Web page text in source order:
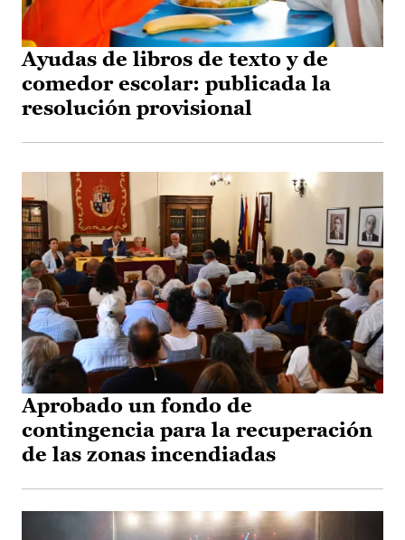
Ayudas de libros de texto y de
comedor escolar: publicada la
resolución provisional
Aprobado un fondo de
contingencia para la recuperación
de las zonas incendiadas